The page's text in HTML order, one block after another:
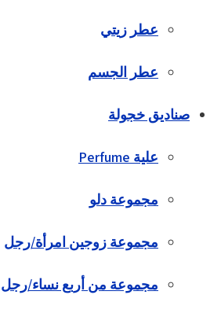
عطر زيتي
عطر الجسم
صناديق خجولة
علية Perfume
مجموعة دلو
مجموعة زوجين امرأة/رجل
مجموعة من أربع نساء/رجل